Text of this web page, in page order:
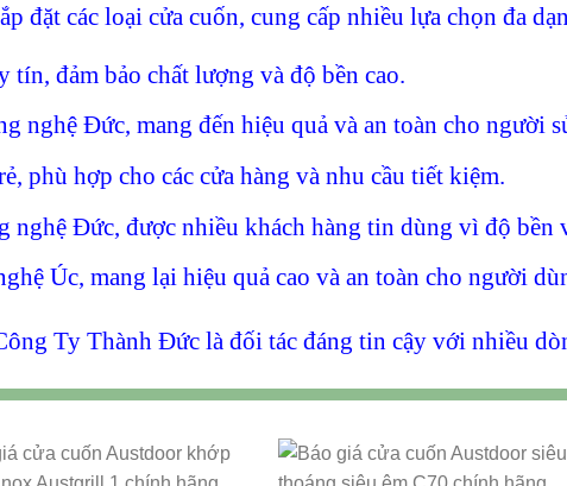
đặt các loại cửa cuốn, cung cấp nhiều lựa chọn đa
tín, đảm bảo chất lượng và độ bền cao.
nghệ Đức, mang đến hiệu quả và an toàn cho người
phù hợp cho các cửa hàng và nhu cầu tiết kiệm.
nghệ Đức, được nhiều khách hàng tin dùng vì độ bền
Úc, mang lại hiệu quả cao và an toàn cho người
Ty Thành Đức là đối tác đáng tin cậy với nhiều